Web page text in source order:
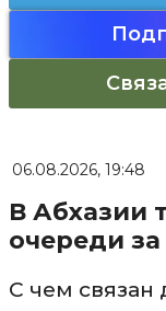
06.08.2026, 19:48
В Абхазии
очереди
С чем связан